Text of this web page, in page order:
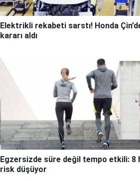
Elektrikli rekabeti sarstı! Honda
kararı aldı
Egzersizde süre değil tempo etkili: 8
risk düşüyor